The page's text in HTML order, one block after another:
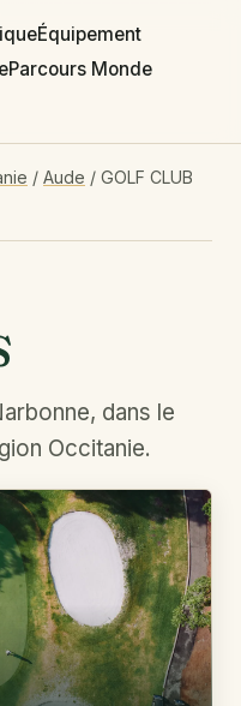
Équipement
Parcours Monde
/ Aude / GOLF CLUB
dans le
Occitanie.